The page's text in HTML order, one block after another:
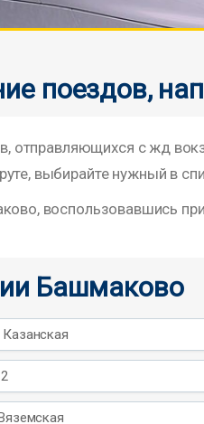
поездов,
с жд
выбирайте нужный в
воспользовавшись
Башмаково